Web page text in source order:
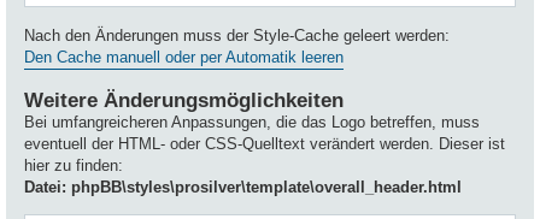
Nach den Änderungen muss der Style-Cache geleert werden:
Den Cache manuell oder per Automatik leeren
Weitere Änderungsmöglichkeiten
Bei umfangreicheren Anpassungen, die das Logo betreffen, muss
eventuell der HTML- oder CSS-Quelltext verändert werden. Dieser ist
hier zu finden:
Datei: phpBB\styles\prosilver\template\overall_header.html